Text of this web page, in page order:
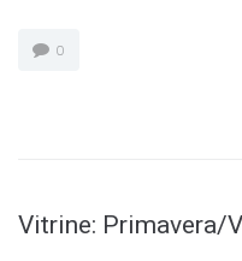
0
Vitrine: Primavera/